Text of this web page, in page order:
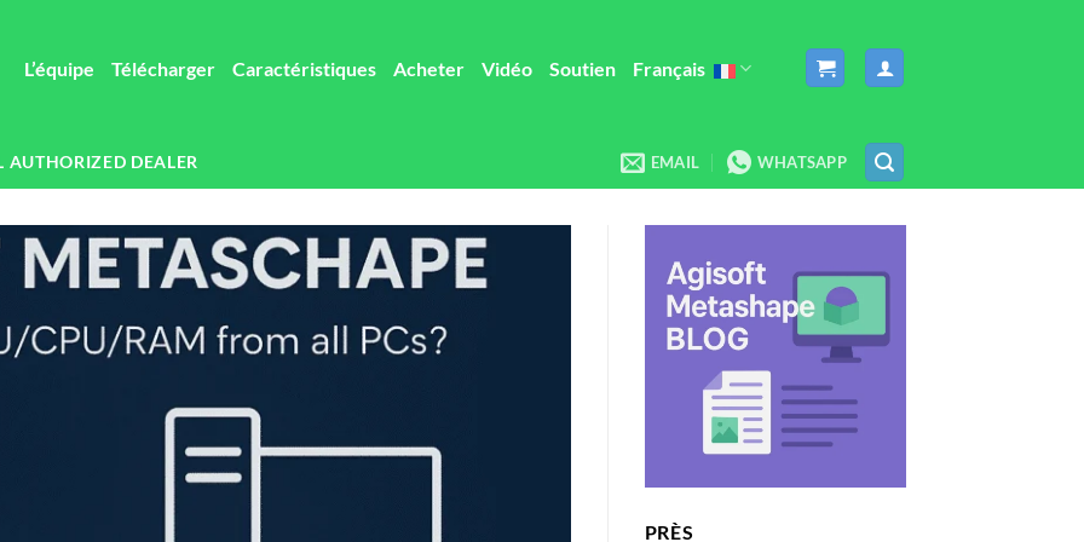
L’équipe Télécharger Caractéristiques Acheter Vidéo Soutien Français
AUTHORIZED DEALER EMAIL WHATSAPP
PRÈS